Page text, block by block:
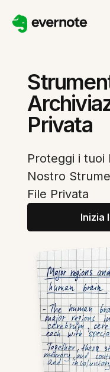
Privata
Proteggi i tuoi
Nostro
File Privata
Inizia